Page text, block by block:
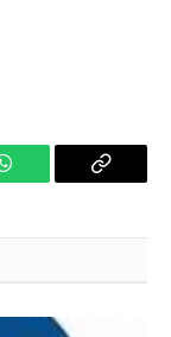
WhatsApp Copy